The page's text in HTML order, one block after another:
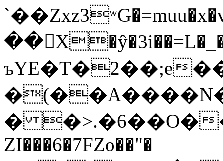
ъYE�T�2��;e
� �>.�6��O�
ZI���6�7FZo��"�